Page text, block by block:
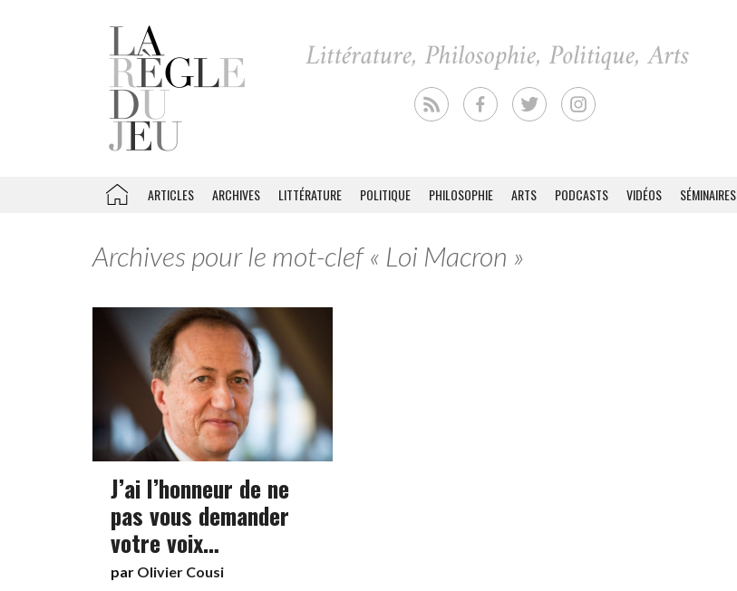
ARTICLES ARCHIVES LITTÉRATURE POLITIQUE PHILOSOPHIE ARTS PODCASTS VIDÉOS SÉMINAIRES
Archives pour le mot-clef « Loi Macron »
J’ai l’honneur de ne
pas vous demander
votre voix…
par Olivier Cousi